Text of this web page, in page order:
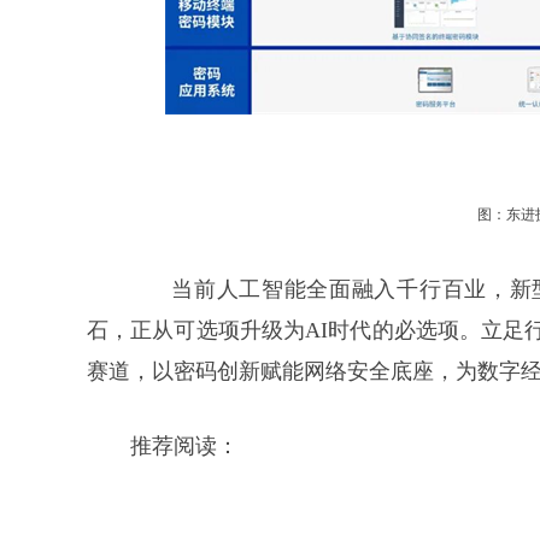
图：东
当前人工智能全面融入千行百业，
石，正从可选项升级为AI时代的必选项。立足
赛道，以密码创新赋能网络安全底座，为数字
推荐阅读：